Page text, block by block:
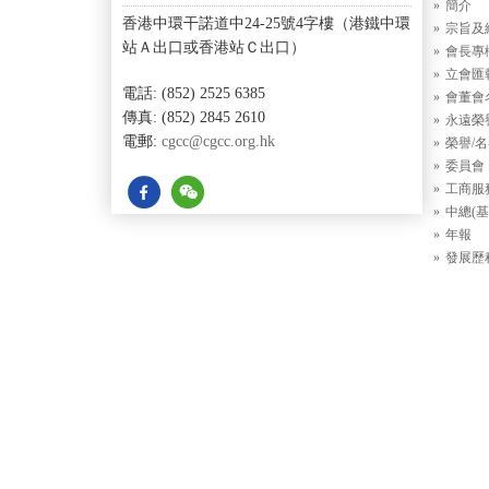
香港中環干諾道中24-25號4字樓（港鐵中環
站Ａ出口或香港站Ｃ出口）
電話: (852) 2525 6385
傳真: (852) 2845 2610
電郵: cgcc@cgcc.org.hk
簡介
宗旨及
會長專
立會匯
會董會
永遠榮
榮譽/
委員會
工商服
中總(
年報
發展歷